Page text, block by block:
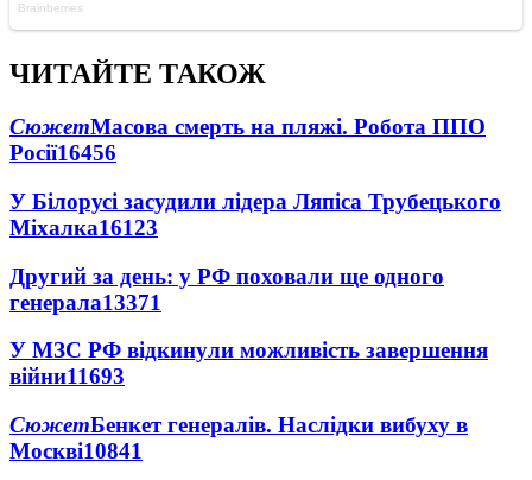
ЧИТАЙТЕ ТАКОЖ
СюжетМасова смерть на пляжі. Робота ППО
Росії16456
У Білорусі засудили лідера Ляпіса Трубецького
Міхалка16123
Другий за день: у РФ поховали ще одного
генерала13371
У МЗС РФ відкинули можливість завершення
війни11693
СюжетБенкет генералів. Наслідки вибуху в
Москві10841